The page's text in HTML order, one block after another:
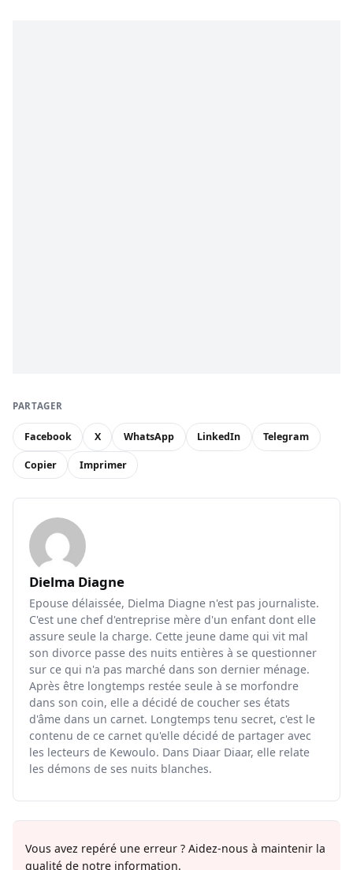
PARTAGER
Facebook X WhatsApp LinkedIn Telegram
Copier Imprimer
Dielma Diagne
Epouse délaissée, Dielma Diagne n'est pas journaliste.
C'est une chef d'entreprise mère d'un enfant dont elle
assure seule la charge. Cette jeune dame qui vit mal
son divorce passe des nuits entières à se questionner
sur ce qui n'a pas marché dans son dernier ménage.
Après être longtemps restée seule à se morfondre
dans son coin, elle a décidé de coucher ses états
d'âme dans un carnet. Longtemps tenu secret, c'est le
contenu de ce carnet qu'elle décidé de partager avec
les lecteurs de Kewoulo. Dans Diaar Diaar, elle relate
les démons de ses nuits blanches.
Vous avez repéré une erreur ? Aidez-nous à maintenir la
qualité de notre information.